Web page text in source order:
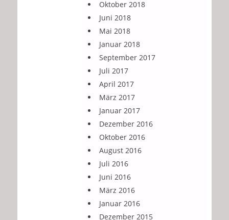
Oktober 2018
Juni 2018
Mai 2018
Januar 2018
September 2017
Juli 2017
April 2017
März 2017
Januar 2017
Dezember 2016
Oktober 2016
August 2016
Juli 2016
Juni 2016
März 2016
Januar 2016
Dezember 2015